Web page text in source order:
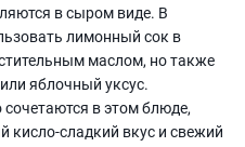
в сыром виде. В
лимонный сок в
маслом, но также
яблочный уксус.
в этом блюде,
кисло-сладкий вкус и свежий